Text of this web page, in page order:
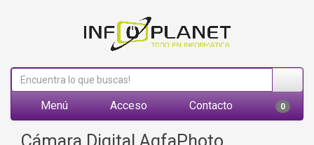
Menú Acceso Contacto 0